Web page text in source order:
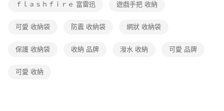
ｆｌａｓｈｆｉｒｅ 富雷迅 遊戲手把 收納
可愛 收納袋 防震 收納袋 網狀 收納袋
保護 收納袋 收納 品牌 潑水 收納 可愛 品牌
可愛 收納